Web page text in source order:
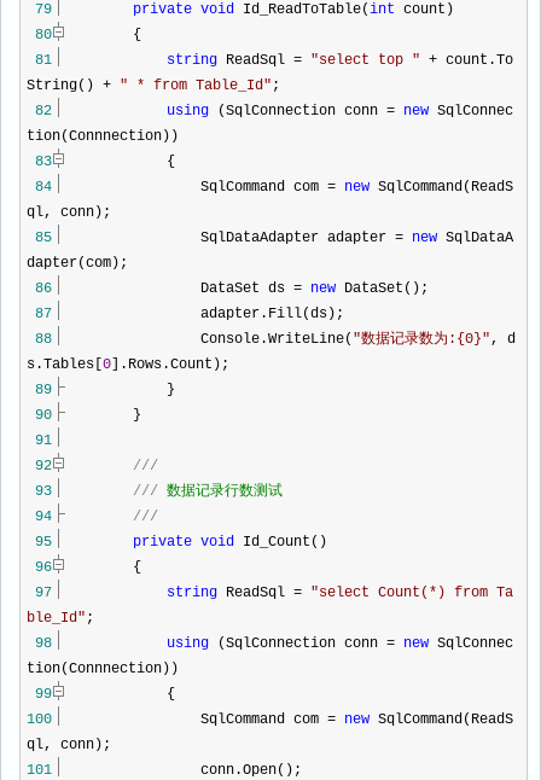
79
private void Id_ReadToTable(int count)
80
{
81
string ReadSql = "select top " + count.To
String() + " * from Table_Id" ;
82
using (SqlConnection conn = new SqlConnec
tion(Connnection))
83
{
84
SqlCommand com = new SqlCommand(ReadS
ql, conn);
85
SqlDataAdapter adapter = new SqlDataA
dapter(com);
86
DataSet ds = new DataSet();
87
adapter.Fill(ds);
88
Console.WriteLine( "数据记录数为:{0}", d
s.Tables[ 0 ].Rows.Count);
89
}
90
}
91
92
///
93
/// 数据记录行数测试
94
///
95
private void Id_Count()
96
{
97
string ReadSql = "select Count(*) from Ta
ble_Id" ;
98
using (SqlConnection conn = new SqlConnec
tion(Connnection))
99
{
100
SqlCommand com = new SqlCommand(ReadS
ql, conn);
101
conn.Open();